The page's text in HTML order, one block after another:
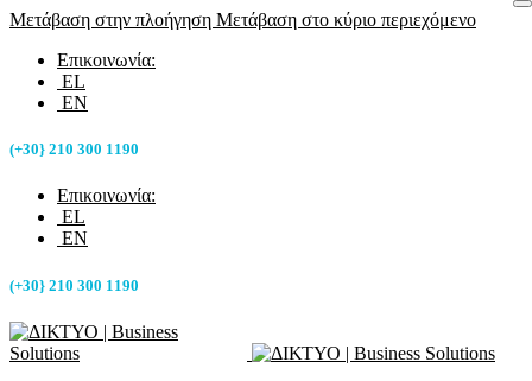
Μετάβαση στην πλοήγηση Μετάβαση στο κύριο περιεχόμενο
Επικοινωνία:
EL
EN
(+30} 210 300 1190
Επικοινωνία:
EL
EN
(+30} 210 300 1190